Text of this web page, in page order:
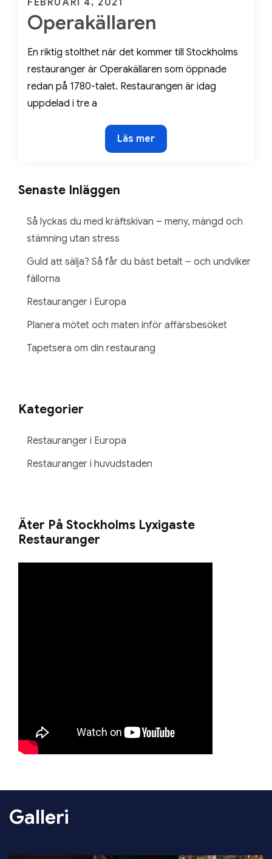
on
Operakällaren
En riktig stolthet när det kommer till Stockholms
restauranger är Operakällaren som öppnade
redan på 1780-talet. Restaurangen är idag
uppdelad i tre a
Operakällaren
Läs mer
Senaste Inläggen
Så lyckas du med kräftskivan – meny, mängd och
stämning utan stress
Guld att sälja? Så får du bäst betalt – och undviker
fällorna
Restauranger i Europa
Planera mötet och maten inför affärsbesöket
Tapetsera om din restaurang
Kategorier
Restauranger i Europa
Restauranger i huvudstaden
Äter På Stockholms Lyxigaste
Restauranger
Galleri